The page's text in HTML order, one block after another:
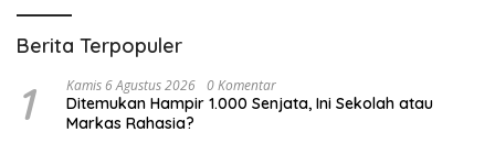
Berita Terpopuler
1 Kamis 6 Agustus 2026 0 Komentar
Ditemukan Hampir 1.000 Senjata, Ini Sekolah atau
Markas Rahasia?